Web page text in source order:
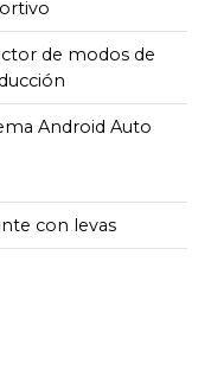
de modos de
Android Auto
con levas